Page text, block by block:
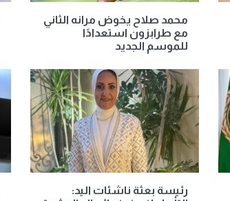
محمد صلاح يخوض مرانه الثاني
مع طرابزون استعدادًا
للموسم الجديد
رئيسة بعثة ناشئات اليد: